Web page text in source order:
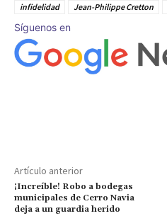
infidelidad
Jean-Philippe Cretton
Síguenos en
Artículo anterior
¡Increíble! Robo a bodegas
municipales de Cerro Navia
deja a un guardia herido